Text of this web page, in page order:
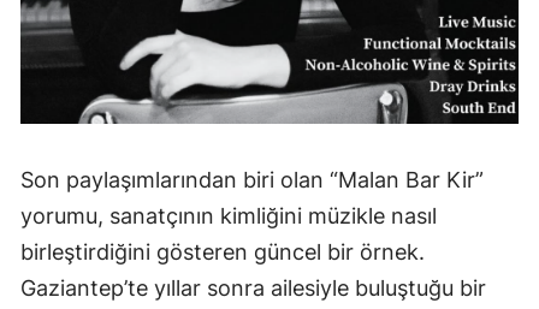
Son paylaşımlarından biri olan “Malan Bar Kir”
yorumu, sanatçının kimliğini müzikle nasıl
birleştirdiğini gösteren güncel bir örnek.
Gaziantep’te yıllar sonra ailesiyle buluştuğu bir